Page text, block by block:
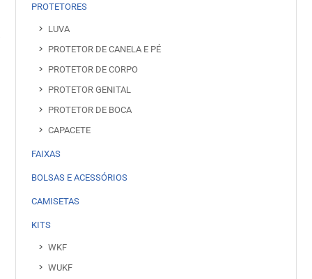
PROTETORES
LUVA
PROTETOR DE CANELA E PÉ
PROTETOR DE CORPO
PROTETOR GENITAL
PROTETOR DE BOCA
CAPACETE
FAIXAS
BOLSAS E ACESSÓRIOS
CAMISETAS
KITS
WKF
WUKF